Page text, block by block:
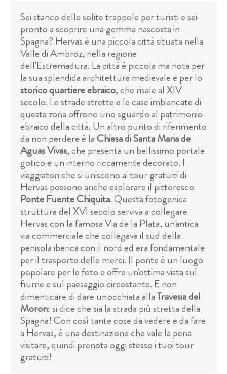
Sei stanco delle solite trappole per turisti e sei
pronto a scoprire una gemma nascosta in
Spagna? Hervas è una piccola città situata nella
Valle di Ambroz, nella regione
dell'Estremadura. La città è piccola ma nota per
la sua splendida architettura medievale e per lo
storico quartiere ebraico, che risale al XIV
secolo. Le strade strette e le case imbiancate di
questa zona offrono uno sguardo al patrimonio
ebraico della città. Un altro punto di riferimento
da non perdere è laChiesa di Santa Maria de
Aguas Vivas, che presenta un bellissimo portale
gotico e un interno riccamente decorato. I
viaggiatori che si uniscono ai tour gratuiti di
Hervas possono anche esplorare il pittoresco
Ponte Fuente Chiquita. Questa fotogenica
struttura del XVI secolo serviva a collegare
Hervas con la famosa Via de la Plata, un'antica
via commerciale che collegava il sud della
penisola iberica con il nord ed era fondamentale
per il trasporto delle merci. Il ponte è un luogo
popolare per le foto e offre un'ottima vista sul
fiume e sul paesaggio circostante. E non
dimenticare di dare un'occhiata allaTravesia del
Moron: si dice che sia la strada più stretta della
Spagna! Con così tante cose da vedere e da fare
a Hervas, è una destinazione che vale la pena
visitare, quindi prenota oggi stesso i tuoi tour
gratuiti!